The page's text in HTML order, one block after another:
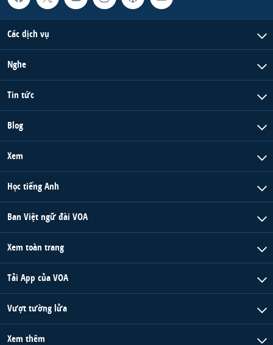
Các dịch vụ
Nghe
Tin tức
Blog
Xem
Học tiếng Anh
Ban Việt ngữ đài VOA
Xem toàn trang
Tải App của VOA
Vượt tường lửa
Xem thêm